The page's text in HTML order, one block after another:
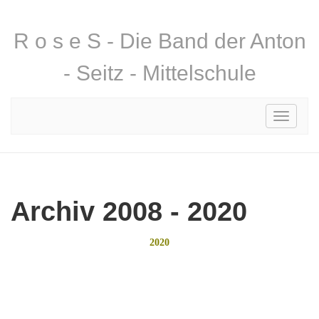
R o s e S - Die Band der Anton
- Seitz - Mittelschule
Toggle
Archiv 2008 - 2020
2020